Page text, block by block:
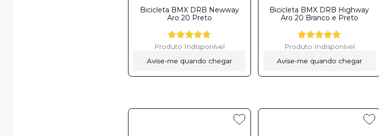
Bicicleta BMX DRB Newway
Aro 20 Preto
Produto Indisponível
Avise-me quando chegar
Bicicleta BMX DRB Highway
Aro 20 Branco e Preto
Produto Indisponível
Avise-me quando chegar